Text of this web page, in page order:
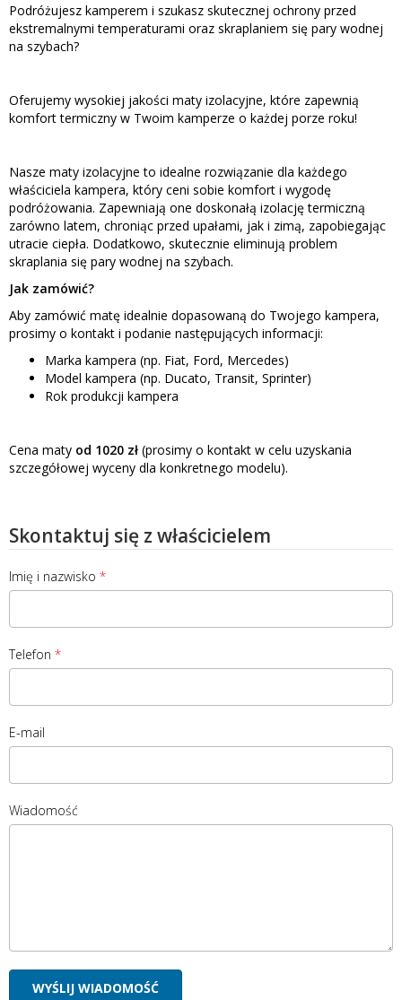
Podróżujesz kamperem i szukasz skutecznej ochrony przed
ekstremalnymi temperaturami oraz skraplaniem się pary wodnej
na szybach?
Oferujemy wysokiej jakości maty izolacyjne, które zapewnią
komfort termiczny w Twoim kamperze o każdej porze roku!
Nasze maty izolacyjne to idealne rozwiązanie dla każdego
właściciela kampera, który ceni sobie komfort i wygodę
podróżowania. Zapewniają one doskonałą izolację termiczną
zarówno latem, chroniąc przed upałami, jak i zimą, zapobiegając
utracie ciepła. Dodatkowo, skutecznie eliminują problem
skraplania się pary wodnej na szybach.
Jak zamówić?
Aby zamówić matę idealnie dopasowaną do Twojego kampera,
prosimy o kontakt i podanie następujących informacji:
Marka kampera (np. Fiat, Ford, Mercedes)
Model kampera (np. Ducato, Transit, Sprinter)
Rok produkcji kampera
Cena maty od 1020 zł (prosimy o kontakt w celu uzyskania
szczegółowej wyceny dla konkretnego modelu).
Skontaktuj się z właścicielem
Imię i nazwisko
Telefon
E-mail
Wiadomość